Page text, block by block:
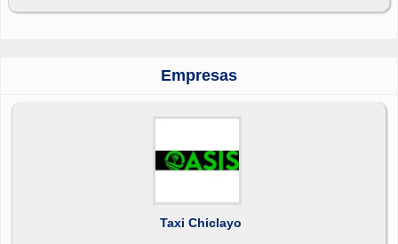
Empresas
Taxi Chiclayo